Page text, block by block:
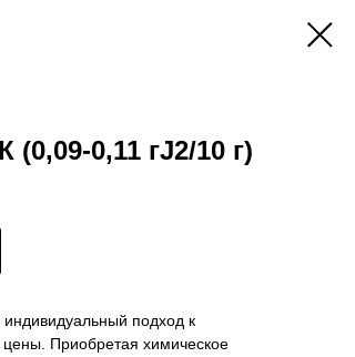
0,11 гJ2/10 г)
подход к
цены. Приобретая химическое